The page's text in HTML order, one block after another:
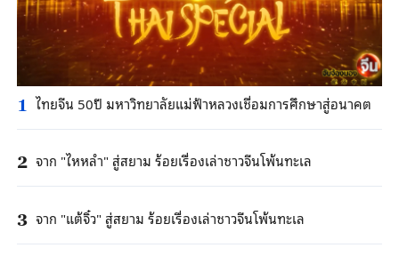
1 ไทยจีน 50ปี มหาวิทยาลัยแม่ฟ้าหลวงเชื่อมการศึกษาสู่อนาคต
2 จาก "ไหหลํา" สู่สยาม ร้อยเรื่องเล่าชาวจีนโพ้นทะเล
3 จาก "แต้จิ๋ว" สู่สยาม ร้อยเรื่องเล่าชาวจีนโพ้นทะเล